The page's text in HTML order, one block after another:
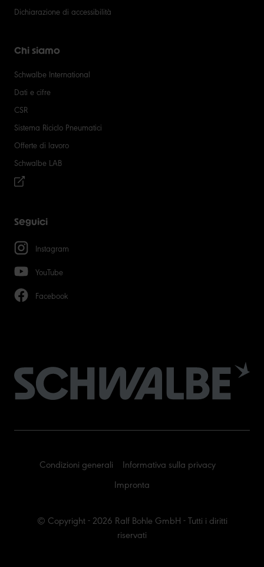
Dichiarazione di accessibilità
Chi siamo
Schwalbe International
Dati e cifre
CSR
Sistema Riciclo Pneumatici
Offerte di lavoro
Schwalbe LAB
Seguici
Instagram
YouTube
Facebook
© Copyright - 2026 Ralf Bohle GmbH - Tutti i diritti
riservati
Condizioni generali
Informativa sulla privacy
Impronta